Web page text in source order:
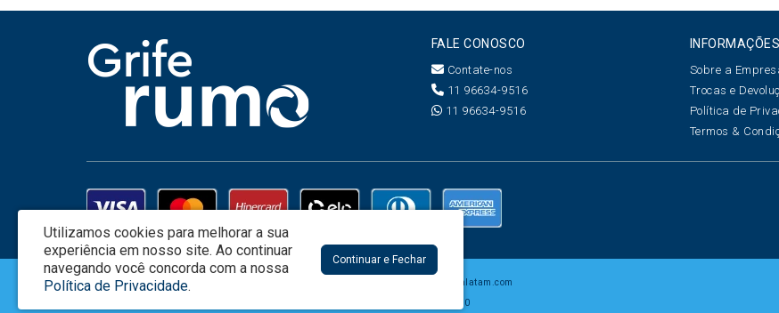
FALE CONOSCO
Contate-nos
11 96634-9516
11 96634-9516
INFORMAÇÕES
Sobre a
Trocas e
Política de
Termos &
Creata Brasil Serviços de Marketing Ltda - CNPJ: 01.625.223/0001-07 -
www.creatalatam.com
Alameda Grajaú 60, 3o. Andar Conj.304 – Alphaville - Barueri / SP - CEP: 06454-050
Utilizamos cookies para melhorar a sua
experiência em nosso site. Ao continuar
navegando você concorda com a nossa
Política de Privacidade.
Continuar e Fechar